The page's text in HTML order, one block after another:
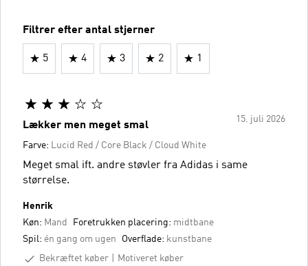
Filtrer efter antal stjerner
5 4 3 2 1
15. juli 2026
Lækker men meget smal
Farve: Lucid Red / Core Black / Cloud White
Meget smal ift. andre støvler fra Adidas i same
størrelse.
Henrik
Køn: Mand Foretrukken placering: midtbane
Spil: én gang om ugen Overflade: kunstbane
Bekræftet køber
Motiveret køber